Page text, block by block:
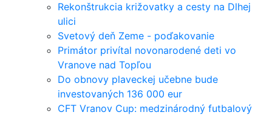
Rekonštrukcia križovatky a cesty na Dlhej
ulici
Svetový deň Zeme - poďakovanie
Primátor privítal novonarodené deti vo
Vranove nad Topľou
Do obnovy plaveckej učebne bude
investovaných 136 000 eur
CFT Vranov Cup: medzinárodný futbalový